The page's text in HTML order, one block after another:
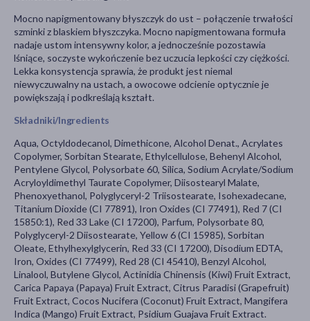
Mocno napigmentowany błyszczyk do ust – połączenie trwałości
szminki z blaskiem błyszczyka. Mocno napigmentowana formuła
nadaje ustom intensywny kolor, a jednocześnie pozostawia
lśniące, soczyste wykończenie bez uczucia lepkości czy ciężkości.
Lekka konsystencja sprawia, że produkt jest niemal
niewyczuwalny na ustach, a owocowe odcienie optycznie je
powiększają i podkreślają kształt.
Składniki/Ingredients
Aqua, Octyldodecanol, Dimethicone, Alcohol Denat., Acrylates
Copolymer, Sorbitan Stearate, Ethylcellulose, Behenyl Alcohol,
Pentylene Glycol, Polysorbate 60, Silica, Sodium Acrylate/Sodium
Acryloyldimethyl Taurate Copolymer, Diisostearyl Malate,
Phenoxyethanol, Polyglyceryl-2 Triisostearate, Isohexadecane,
Titanium Dioxide (CI 77891), Iron Oxides (CI 77491), Red 7 (CI
15850:1), Red 33 Lake (CI 17200), Parfum, Polysorbate 80,
Polyglyceryl-2 Diisostearate, Yellow 6 (CI 15985), Sorbitan
Oleate, Ethylhexylglycerin, Red 33 (CI 17200), Disodium EDTA,
Iron, Oxides (CI 77499), Red 28 (CI 45410), Benzyl Alcohol,
Linalool, Butylene Glycol, Actinidia Chinensis (Kiwi) Fruit Extract,
Carica Papaya (Papaya) Fruit Extract, Citrus Paradisi (Grapefruit)
Fruit Extract, Cocos Nucifera (Coconut) Fruit Extract, Mangifera
Indica (Mango) Fruit Extract, Psidium Guajava Fruit Extract.